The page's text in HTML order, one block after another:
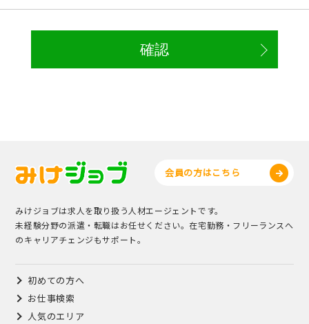
会員の方はこちら
みけジョブは求人を取り扱う人材エージェントです。
未経験分野の派遣・転職はお任せください。在宅勤務・フリーランスへ
のキャリアチェンジもサポート。
初めての方へ
お仕事検索
人気のエリア